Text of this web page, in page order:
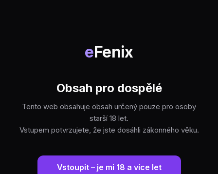
eFenix
Obsah pro dospělé
Tento web obsahuje obsah určený pouze pro osoby
starší 18 let.
Vstupem potvrzujete, že jste dosáhli zákonného věku.
Vstoupit – je mi 18 a více let